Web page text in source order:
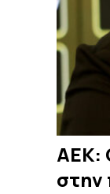
ΑΕΚ:
στην